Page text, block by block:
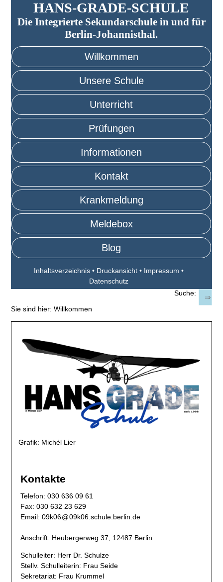
HANS-GRADE-SCHULE
Die Integrierte Sekundarschule in und für
Berlin-Johannisthal.
Willkommen
Unsere Schule
Unterricht
Prüfungen
Informationen
Kontakt
Krankmeldung
Meldebox
Blog
Inhaltsverzeichnis • Druckansicht • Impressum •
Datenschutz
Suche:
Sie sind hier:Willkommen
Grafik: Michél Lier
Kontakte
​Telefon: 030 636 09 61
Fax: 030 632 23 629
Email:09k06@09k06.schule.berlin.de
Anschrift: ​​Heubergerweg 37, 12487 Berlin
Schulleiter: Herr Dr. Schulze
Stellv. Schulleiterin: Frau Seide
Sekretariat: Frau Krummel